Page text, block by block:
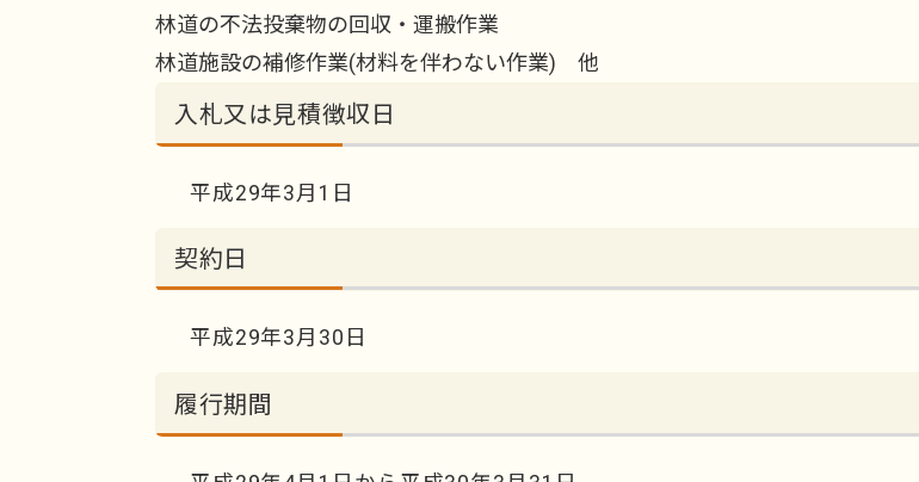
林道の不法投棄物の回収・運搬作業
林道施設の補修作業(材料を伴わない作業) 他
入札又は見積徴収日
平成29年3月1日
契約日
平成29年3月30日
履行期間